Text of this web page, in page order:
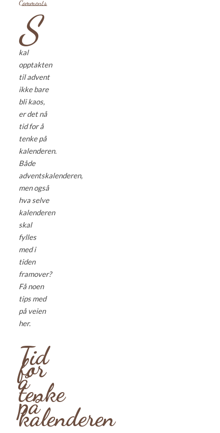
Comments
S
kal
opptakten
til advent
ikke bare
bli kaos,
er det nå
tid for å
tenke på
kalenderen.
Både
adventskalenderen,
men også
hva selve
kalenderen
skal
fylles
med i
tiden
framover?
Få noen
tips med
på veien
her.
Tid
for
å
tenke
på
kalenderen